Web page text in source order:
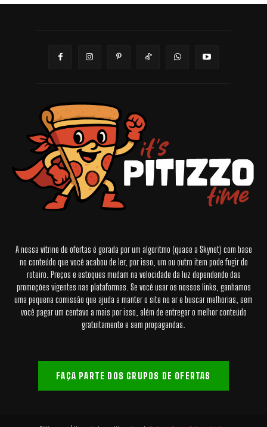
A nossa vitrine de ofertas é gerada por um algoritmo (quase a Skynet) com base
no conteúdo que você acabou de ler, por isso, um ou outro item pode fugir do
roteiro. Preços e estoques mudam na velocidade da luz dependendo das
promoções vigentes nas plataformas. Se você usar os nossos links, ganhamos
uma pequena comissão que ajuda a manter o site no ar e buscar melhorias, sem
você pagar um centavo a mais por isso, além de entregar o melhor conteúdo
gratuitamente e sem propagandas.
FAÇA PARTE DOS GRUPOS DE OFERTAS